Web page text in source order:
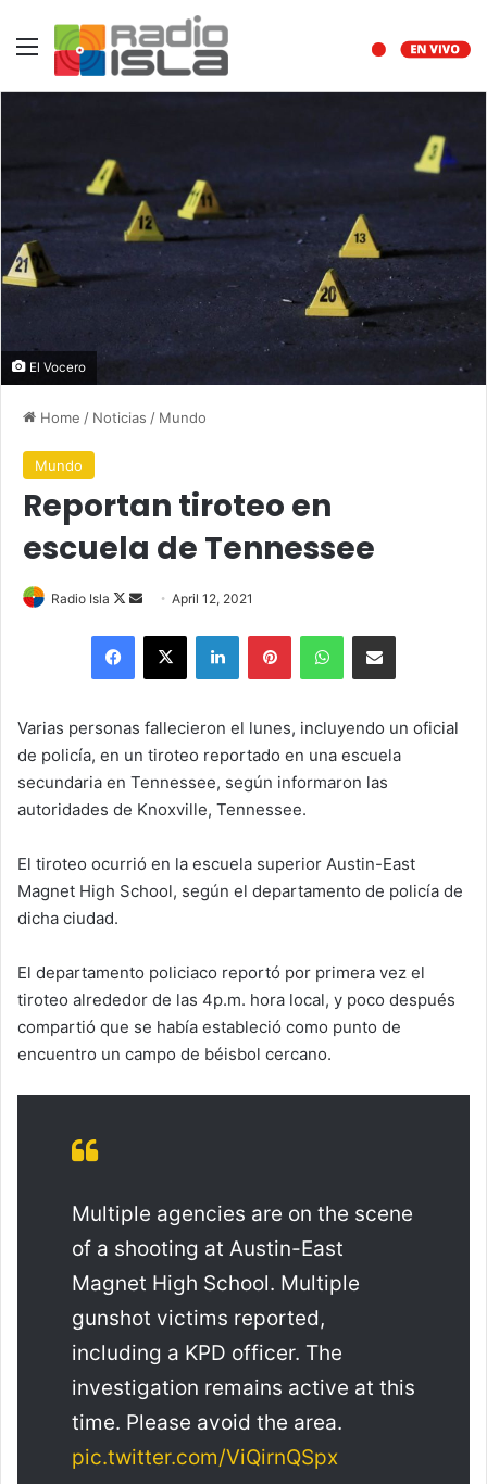
Menu
El Vocero
Home / Noticias / Mundo
Mundo
Reportan tiroteo en
escuela de Tennessee
Radio Isla
Follow
Send
email
April 12, 2021
Facebook
X LinkedInPinterestWhatsAppShare via Email
Varias personas fallecieron el lunes, incluyendo un oficial
de policía, en un tiroteo reportado en una escuela
secundaria en Tennessee, según informaron las
autoridades de Knoxville, Tennessee.
El tiroteo ocurrió en la escuela superior Austin-East
Magnet High School, según el departamento de policía de
dicha ciudad.
El departamento policiaco reportó por primera vez el
tiroteo alrededor de las 4p.m. hora local, y poco después
compartió que se había estableció como punto de
encuentro un campo de béisbol cercano.
Multiple agencies are on the scene
of a shooting at Austin-East
Magnet High School. Multiple
gunshot victims reported,
including a KPD officer. The
investigation remains active at this
time. Please avoid the area.
pic.twitter.com/ViQirnQSpx